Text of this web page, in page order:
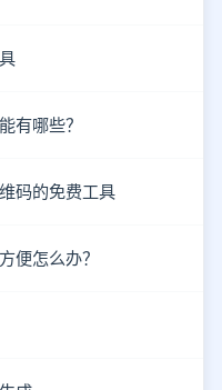
有哪些？
码的免费工具
便怎么办？